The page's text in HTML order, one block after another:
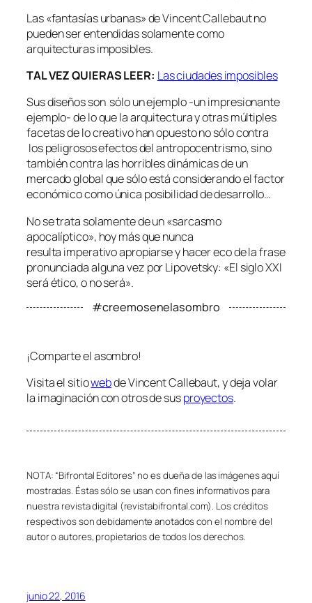
Las «fantasías urbanas» de Vincent Callebaut no
pueden ser entendidas solamente como
arquitecturas imposibles.
TAL VEZ QUIERAS LEER: Las ciudades imposibles
Sus diseños son sólo un ejemplo -un impresionante
ejemplo- de lo que la arquitectura y otras múltiples
facetas de lo creativo han opuesto no sólo contra
los peligrosos efectos del antropocentrismo, sino
también contra las horribles dinámicas de un
mercado global que sólo está considerando el factor
económico como única posibilidad de desarrollo…
No se trata solamente de un «sarcasmo
apocalíptico», hoy más que nunca
resulta imperativo apropiarse y hacer eco de la frase
pronunciada alguna vez por Lipovetsky: «El siglo XXI
será ético, o no será».
#creemosenelasombro
¡Comparte el asombro!
Visita el sitiowebde Vincent Callebaut, y deja volar
la imaginación con otros de susproyectos.
NOTA: “Bifrontal Editores” no es dueña de las imágenes aquí
mostradas. Éstas sólo se usan con fines informativos para
nuestra revista digital (revistabifrontal.com). Los créditos
respectivos son debidamente anotados con el nombre del
autor o autores, propietarios de todos los derechos.
junio 22, 2016